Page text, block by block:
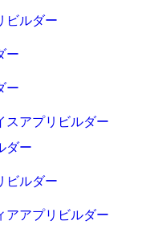
ビルダー
ー
ー
スアプリビルダー
ダー
ビルダー
アアプリビルダー